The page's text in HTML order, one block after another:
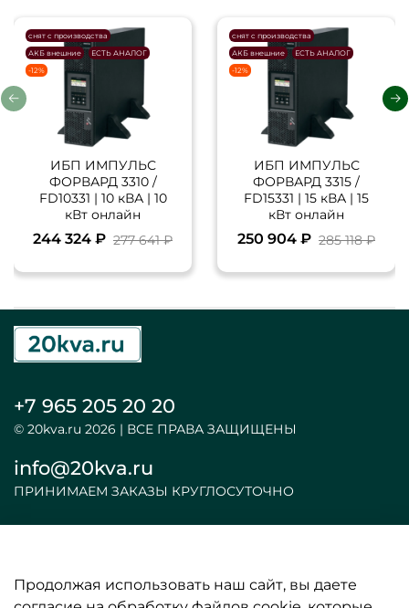
снят с производства
АКБ внешние
ЕСТЬ АНАЛОГ
-12%
ИБП ИМПУЛЬС
ФОРВАРД 3310 /
FD10331 | 10 кВА | 10
кВт онлайн
244 324 ₽ 277 641 ₽
снят с производства
АКБ внешние
ЕСТЬ АНАЛОГ
-12%
ИБП ИМПУЛЬС
ФОРВАРД 3315 /
FD15331 | 15 кВА | 15
кВт онлайн
250 904 ₽ 285 118 ₽
ООО «АКБ и ИБП»
+7 965 205 20 20
© 20kva.ru 2026 | ВСЕ ПРАВА ЗАЩИЩЕНЫ
info@20kva.ru
ПРИНИМАЕМ ЗАКАЗЫ КРУГЛОСУТОЧНО
Продолжая использовать наш сайт, вы даете